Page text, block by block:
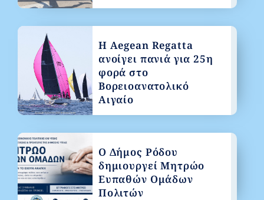
Η Aegean Regatta
ανοίγει πανιά για 25η
φορά στο
Βορειοανατολικό
Αιγαίο
Ο Δήμος Ρόδου
δημιουργεί Μητρώο
Ευπαθών Ομάδων
Πολιτών